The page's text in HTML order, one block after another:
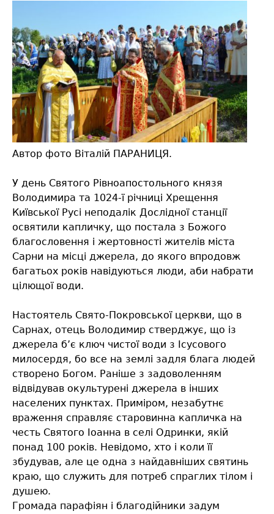
Автор фото Віталій ПАРАНИЦЯ.
У день Святого Рівноапостольного князя
Володимира та 1024-ї річниці Хрещення
Київської Русі неподалік Дослідної станції
освятили капличку, що постала з Божого
благословення і жертовності жителів міста
Сарни на місці джерела, до якого впродовж
багатьох років навідуються люди, аби набрати
цілющої води.
Настоятель Свято-Покровської церкви, що в
Сарнах, отець Володимир стверджує, що із
джерела б’є ключ чистої води з Ісусового
милосердя, бо все на землі задля блага людей
створено Богом. Раніше з задоволенням
відвідував окультурені джерела в інших
населених пунктах. Приміром, незабутнє
враження справляє старовинна капличка на
честь Святого Іоанна в селі Одринки, якій
понад 100 років. Невідомо, хто і коли її
збудував, але це одна з найдавніших святинь
краю, що служить для потреб спраглих тілом і
душею.
Громада парафіян і благодійники задум